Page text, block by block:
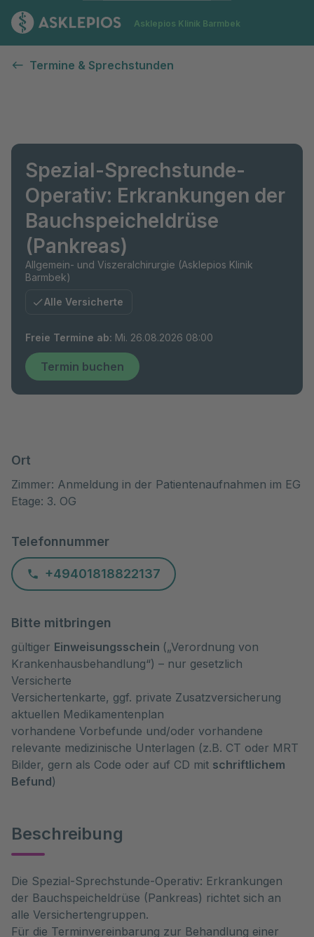
Zur Startseite
Asklepios Klinik Barmbek
Termine & Sprechstunden
Spezial-Sprechstunde-
Operativ: Erkrankungen der
Bauchspeicheldrüse
(Pankreas)
Allgemein- und Viszeralchirurgie (Asklepios Klinik
Barmbek)
Alle Versicherte
Freie Termine ab: Mi. 26.08.2026 08:00
Termin buchen
Ort
Zimmer: Anmeldung in der Patientenaufnahmen im EG
Etage: 3. OG
Telefonnummer
+49401818822137
Bitte mitbringen
gültiger Einweisungsschein („Verordnung von
Krankenhausbehandlung“) – nur gesetzlich
Versicherte
Versichertenkarte, ggf. private Zusatzversicherung
aktuellen Medikamentenplan
vorhandene Vorbefunde und/oder vorhandene
relevante medizinische Unterlagen (z.B. CT oder MRT
Bilder, gern als Code oder auf CD mit schriftlichem
Befund)
Beschreibung
Die Spezial-Sprechstunde-Operativ: Erkrankungen
der Bauchspeicheldrüse (Pankreas) richtet sich an
alle Versichertengruppen.
Für die Terminvereinbarung zur Behandlung einer